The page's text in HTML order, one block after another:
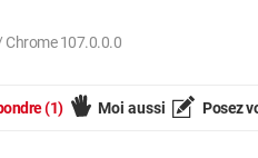
Chrome 107.0.0.0
(1) Moi aussi Posez